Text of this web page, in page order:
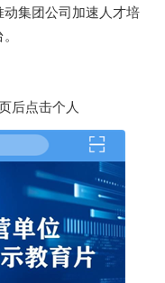
集团公司加速人才培
后点击个人